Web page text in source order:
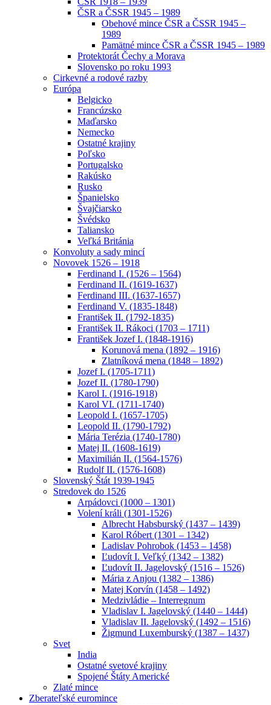
ČSR a ČSSR 1945 – 1989
Obehové mince ČSR a ČSSR 1945 –
1989
Pamätné mince ČSR a ČSSR 1945 – 1989
Protektorát Čechy a Morava
Slovensko po roku 1993
Cirkevné a rodové razby
Európa
Belgicko
Francúzsko
Maďarsko
Nemecko
Ostatné krajiny
Poľsko
Portugalsko
Rakúsko
Rusko
Španielsko
Švajčiarsko
Švédsko
Taliansko
Veľká Británia
Konvoluty a sady mincí
Novovek 1526 – 1918
Ferdinand I. (1526 – 1564)
Ferdinand II. (1619-1637)
Ferdinand III. (1637-1657)
Ferdinand V. (1835-1848)
František II. (1792-1835)
František II. Rákoci (1703 – 1711)
František Jozef I. (1848-1916)
Korunová mena (1892 – 1916)
Zlatníková mena (1848 – 1892)
Jozef I. (1705-1711)
Jozef II. (1780-1790)
Karol I. (1916-1918)
Karol VI. (1711-1740)
Leopold I. (1657-1705)
Leopold II. (1790-1792)
Mária Terézia (1740-1780)
Matej II. (1608-1619)
Maximilián II. (1564-1576)
Rudolf II. (1576-1608)
Slovenský Štát 1939-1945
Stredovek do 1526
Arpádovci (1000 – 1301)
Volení králi (1301-1526)
Albrecht Habsburský (1437 – 1439)
Karol Róbert (1301 – 1342)
Ladislav Pohrobok (1453 – 1458)
Ľudovít I. Veľký (1342 – 1382)
Ľudovít II. Jagelovský (1516 – 1526)
Mária z Anjou (1382 – 1386)
Matej Korvín (1458 – 1492)
Medzivládie – Interregnum
Vladislav I. Jagelovský (1440 – 1444)
Vladislav II. Jagelovský (1492 – 1516)
Žigmund Luxemburský (1387 – 1437)
Svet
India
Ostatné svetové krajiny
Spojené Štáty Americké
Zlaté mince
Zberateľské euromince